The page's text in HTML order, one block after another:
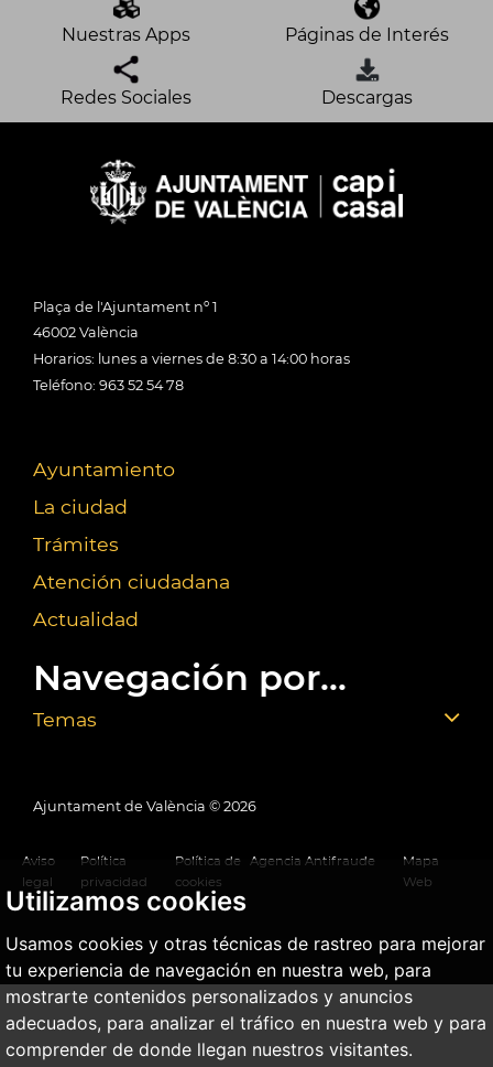
Utilizamos cookies
Usamos cookies y otras técnicas de rastreo para mejorar
tu experiencia de navegación en nuestra web, para
mostrarte contenidos personalizados y anuncios
adecuados, para analizar el tráfico en nuestra web y para
comprender de donde llegan nuestros visitantes.
Nuestras Apps Páginas de Interés
Redes Sociales Descargas
Plaça de l'Ajuntament nº 1
46002 València
Horarios: lunes a viernes de 8:30 a 14:00 horas
Teléfono: 963 52 54 78
Ayuntamiento
La ciudad
Trámites
Atención ciudadana
Actualidad
Navegación por...
Temas
Ajuntament de València © 2026
Aviso
legal
Política
privacidad
Política de
cookies
Agencia Antifraude
Mapa
Web